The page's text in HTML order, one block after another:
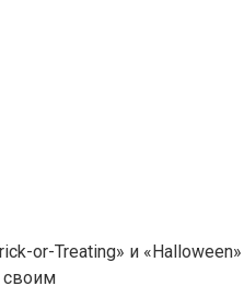
or-Treating» и
своим